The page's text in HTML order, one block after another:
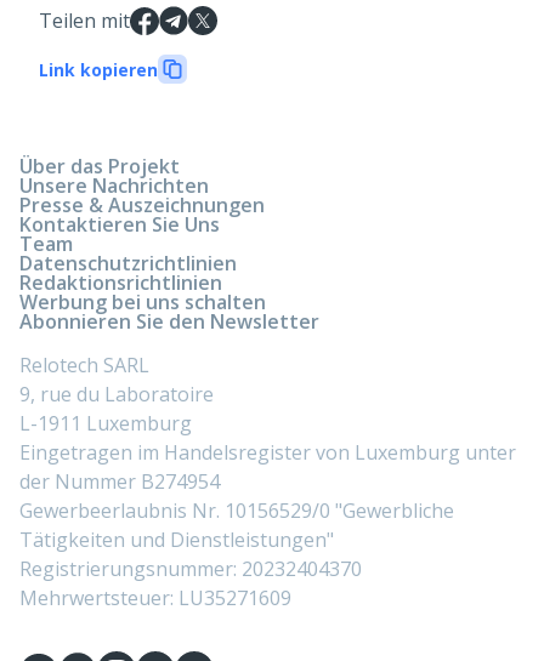
Teilen mit
Link kopieren
Über das Projekt
Unsere Nachrichten
Presse & Auszeichnungen
Kontaktieren Sie Uns
Team
Datenschutzrichtlinien
Redaktionsrichtlinien
Werbung bei uns schalten
Abonnieren Sie den Newsletter
Relotech SARL
9, rue du Laboratoire
L-1911 Luxemburg
Eingetragen im Handelsregister von Luxemburg unter
der Nummer B274954
Gewerbeerlaubnis Nr. 10156529/0 "Gewerbliche
Tätigkeiten und Dienstleistungen"
Registrierungsnummer: 20232404370
Mehrwertsteuer: LU35271609